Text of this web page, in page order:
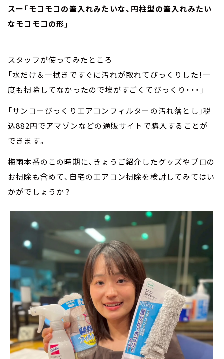
スー「モコモコの筆入れみたいな、円柱型の筆入れみたい
なモコモコの形」
スタッフが使ってみたところ
「水だけ＆一拭きですぐに汚れが取れてびっくりした！一
度も掃除してなかったので埃がすごくてびっくり・・・」
「サンコーびっくりエアコンフィルターの汚れ落とし」税
込882円でアマゾンなどの通販サイトで購入することが
できます。
梅雨本番のこの時期に、きょうご紹介したグッズやプロの
お掃除も含めて、自宅のエアコン掃除を検討してみてはい
かがでしょうか？